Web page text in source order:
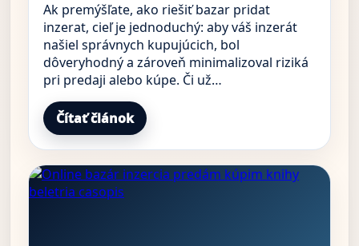
Ak premýšľate, ako riešiť bazar pridat
inzerat, cieľ je jednoduchý: aby váš inzerát
našiel správnych kupujúcich, bol
dôveryhodný a zároveň minimalizoval riziká
pri predaji alebo kúpe. Či už…
Čítať článok